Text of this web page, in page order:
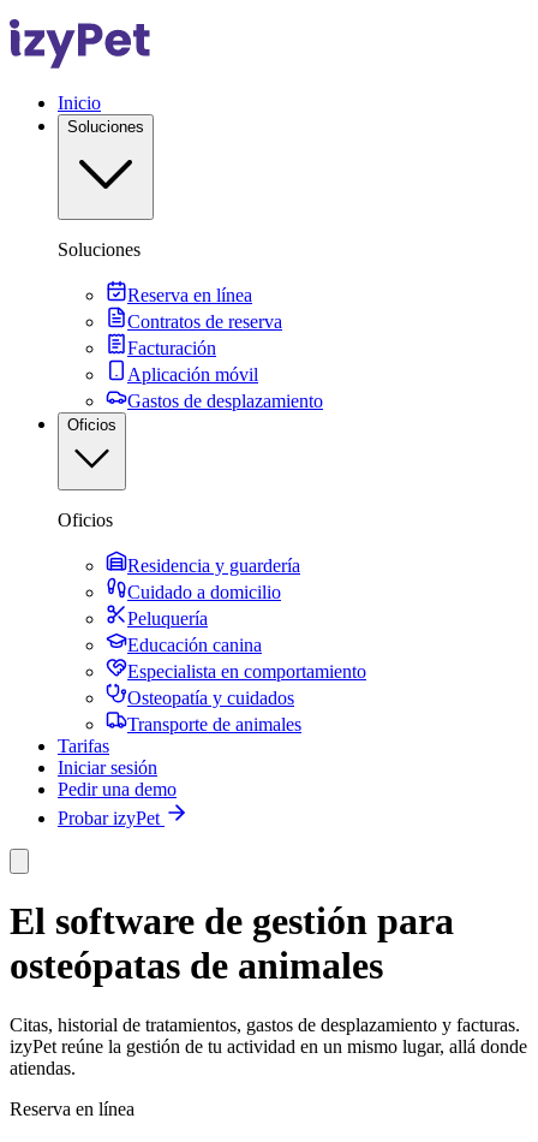
Inicio
Soluciones
Soluciones
Reserva en línea
Contratos de reserva
Facturación
Aplicación móvil
Gastos de desplazamiento
Oficios
Oficios
Residencia y guardería
Cuidado a domicilio
Peluquería
Educación canina
Especialista en comportamiento
Osteopatía y cuidados
Transporte de animales
Tarifas
Iniciar sesión
Pedir una demo
Probar izyPet
El software de gestión para
osteópatas de animales
Citas, historial de tratamientos, gastos de desplazamiento y facturas.
izyPet reúne la gestión de tu actividad en un mismo lugar, allá donde
atiendas.
Reserva en línea